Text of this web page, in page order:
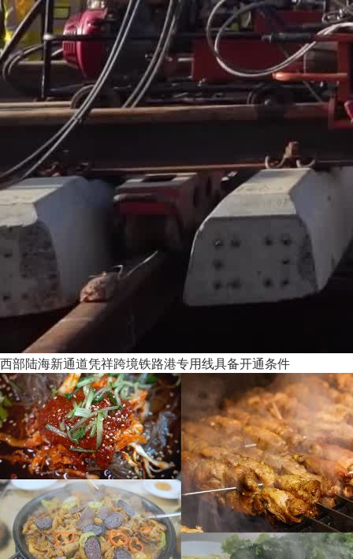
西部陆海新通道凭祥跨境铁路港专用线具备开通条件